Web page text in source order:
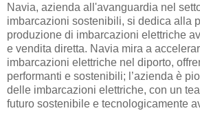
Navia, azienda all'avanguardia nel
imbarcazioni sostenibili, si dedica alla
produzione di imbarcazioni elettriche
e vendita diretta. Navia mira a
imbarcazioni elettriche nel diporto,
performanti e sostenibili; l’azienda è
delle imbarcazioni elettriche, con un
futuro sostenibile e tecnologicamente